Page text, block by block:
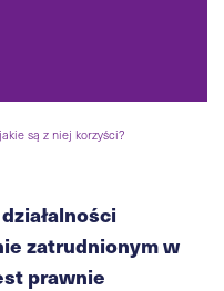
są z niej korzyści?
zatrudnionym w
prawnie